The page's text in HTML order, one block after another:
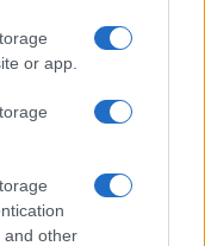
or app.
and other